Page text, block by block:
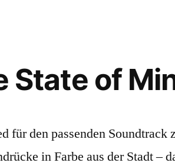
State of
für den passenden Soundtrack
in Farbe aus der Stadt –